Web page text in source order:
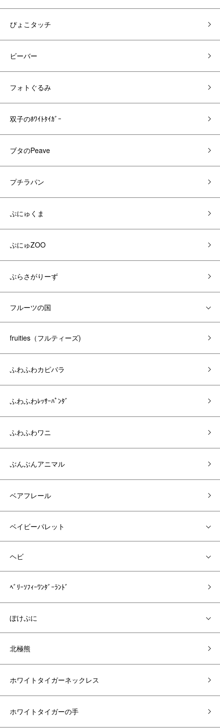
ぴょこタッチ
ビーバー
フォトぐるみ
双子のﾎﾜｲﾄﾀｲｶﾞｰ
ブタのPeave
プチラパン
ぷにゅくま
ぷにゅZOO
ぶらさがりーず
フルーツの国
fruities（フルティーズ)
ふわふわカピバラ
ふわふわﾚｯｻｰﾊﾟﾝﾀﾞ
ふわふわワニ
ぶんぶんアニマル
ベアフレール
ベイビーパレット
ヘビ
ﾍﾞﾘｰｿﾌｨｰﾜﾝﾀﾞｰﾗﾝﾄﾞ
ぽけぷに
北極熊
ホワイトタイガーネックレス
ホワイトタイガーの手